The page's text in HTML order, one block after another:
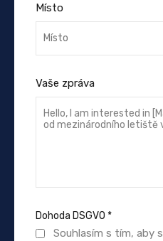
Místo
Vaše zpráva
Dohoda DSGVO *
Souhlasím s tím, aby